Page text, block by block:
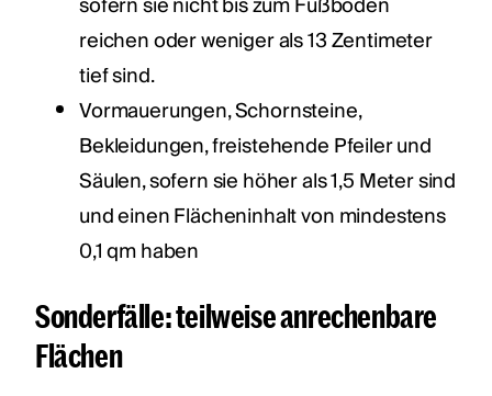
reichen oder weniger als 13 Zentimeter
tief sind.
Vormauerungen, Schornsteine,
Bekleidungen, freistehende Pfeiler und
Säulen, sofern sie höher als 1,5 Meter sind
und einen Flächeninhalt von mindestens
0,1 qm haben
Sonderfälle: teilweise anrechenbare
Flächen